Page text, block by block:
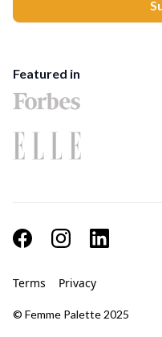
Featured in
© Femme Palette 2025
Terms Privacy